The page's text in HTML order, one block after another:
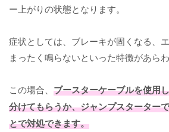
ー上がりの状態となります。
症状としては、ブレーキが固くなる、
まったく鳴らないといった特徴があらわ
この場合、 ブースターケーブルを使用
分けてもらうか、ジャンプスターター
とで対処できます。